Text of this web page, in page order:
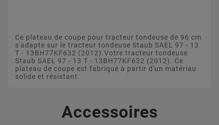
Ce plateau de coupe pour tracteur tondeuse de 96 cm
s'adapte sur le tracteur tondeuse Staub SAEL 97 - 13
T - 13BH77KF632 (2012).Votre tracteur tondeuse
Staub SAEL 97 - 13 T - 13BH77KF632 (2012). Ce
plateau de coupe est fabriqué à partir d'un matériau
solide et résistant.
Accessoires